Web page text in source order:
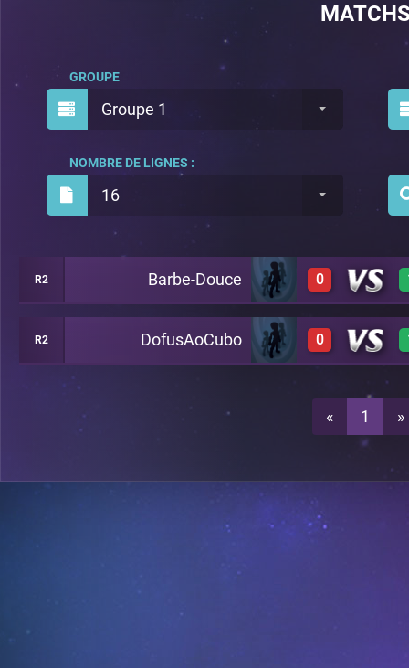
Groupe 1
GROUPE
16
NOMBRE DE LIGNES :
R2 Barbe-Douce 0
0 A24
R2 DofusAoCubo 0
A24
« 1 »